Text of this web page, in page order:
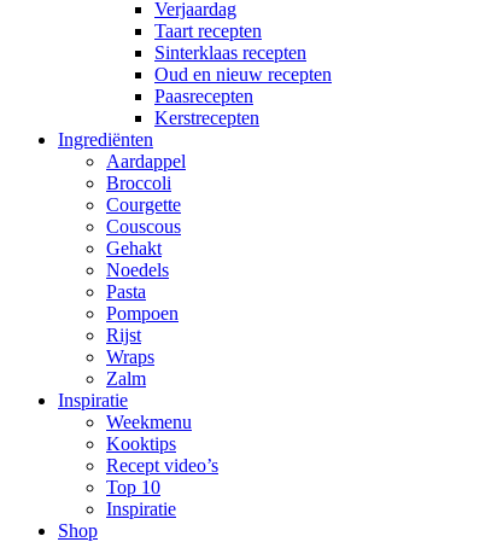
Verjaardag
Taart recepten
Sinterklaas recepten
Oud en nieuw recepten
Paasrecepten
Kerstrecepten
Ingrediënten
Aardappel
Broccoli
Courgette
Couscous
Gehakt
Noedels
Pasta
Pompoen
Rijst
Wraps
Zalm
Inspiratie
Weekmenu
Kooktips
Recept video’s
Top 10
Inspiratie
Shop